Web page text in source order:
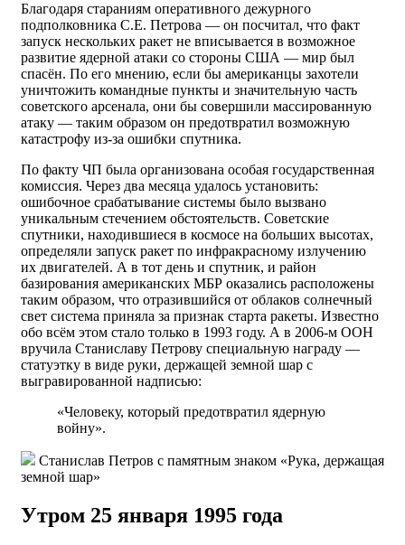
Благодаря стараниям оперативного дежурного
подполковника С.Е. Петрова — он посчитал, что факт
запуск нескольких ракет не вписывается в возможное
развитие ядерной атаки со стороны США — мир был
спасён. По его мнению, если бы американцы захотели
уничтожить командные пункты и значительную часть
советского арсенала, они бы совершили массированную
атаку — таким образом он предотвратил возможную
катастрофу из-за ошибки спутника.
По факту ЧП была организована особая государственная
комиссия. Через два месяца удалось установить:
ошибочное срабатывание системы было вызвано
уникальным стечением обстоятельств. Советские
спутники, находившиеся в космосе на больших высотах,
определяли запуск ракет по инфракрасному излучению
их двигателей. А в тот день и спутник, и район
базирования американских МБР оказались расположены
таким образом, что отразившийся от облаков солнечный
свет система приняла за признак старта ракеты. Известно
обо всём этом стало только в 1993 году. А в 2006-м ООН
вручила Станиславу Петрову специальную награду —
статуэтку в виде руки, держащей земной шар с
выгравированной надписью:
«Человеку, который предотвратил ядерную
войну».
Станислав Петров с памятным знаком «Рука, держащая
земной шар»
Утром 25 января 1995 года